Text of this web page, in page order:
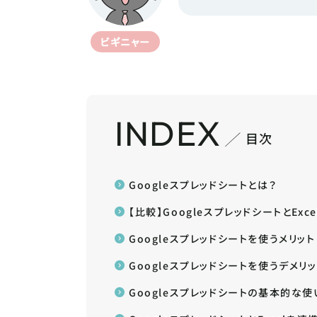
ビギニャー
INDEX 目次
Googleスプレッドシートとは？
【比較】Googleスプレッドシートと
Googleスプレッドシートを使うメリット
Googleスプレッドシートを使うデメリッ
Googleスプレッドシートの基本的な使